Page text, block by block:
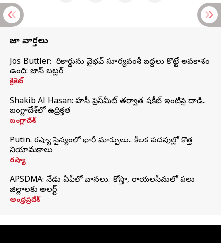
తాజా వార్తలు
Jos Buttler: నా రికార్డును వైభవ్ సూర్యవంశీ బద్దలు కొట్టే అవకాశం
ఉంది: జాస్ బట్లర్
క్రికెట్
Shakib Al Hasan: హసీనా ప్రెస్‌మీట్‌ తర్వాత షకీబ్‌ ఇంటిపై దాడి..
బంగ్లాదేశ్‌లో ఉద్రిక్తత
బంగ్లాదేశ్
Putin: రష్యా సైన్యంలో భారీ మార్పులు.. కీలక పదవుల్లో కొత్త
నియామకాలు
రష్యా
APSDMA: నేడు ఏపీలో వానలు.. కోస్తా, రాయలసీమలో పలు
జిల్లాలకు అలర్ట్
ఆంధ్రప్రదేశ్